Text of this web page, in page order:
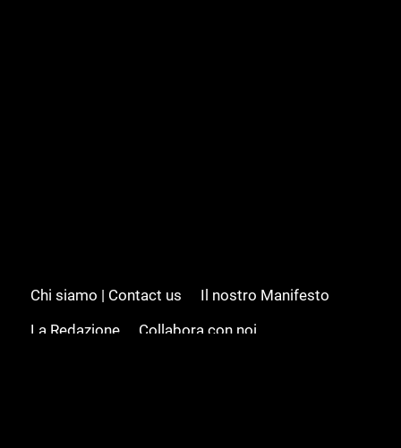
Chi siamo | Contact us
Il nostro Manifesto
La Redazione
Collabora con noi